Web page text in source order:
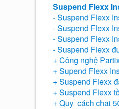
Suspend Flexx
- Suspend Flexx
- Suspend Flexx
- Suspend Flexx
- Suspend Flexx
+ Công nghệ
+ Supend Flexx
+ Suspend Flexx
+ Suspend Flexx
+ Quy cách chai